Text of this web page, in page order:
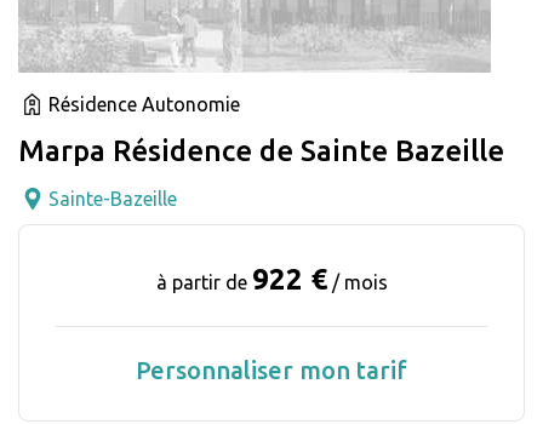
Résidence Autonomie
Marpa Résidence de Sainte Bazeille
Sainte-Bazeille
à partir de 922 € / mois
Personnaliser mon tarif